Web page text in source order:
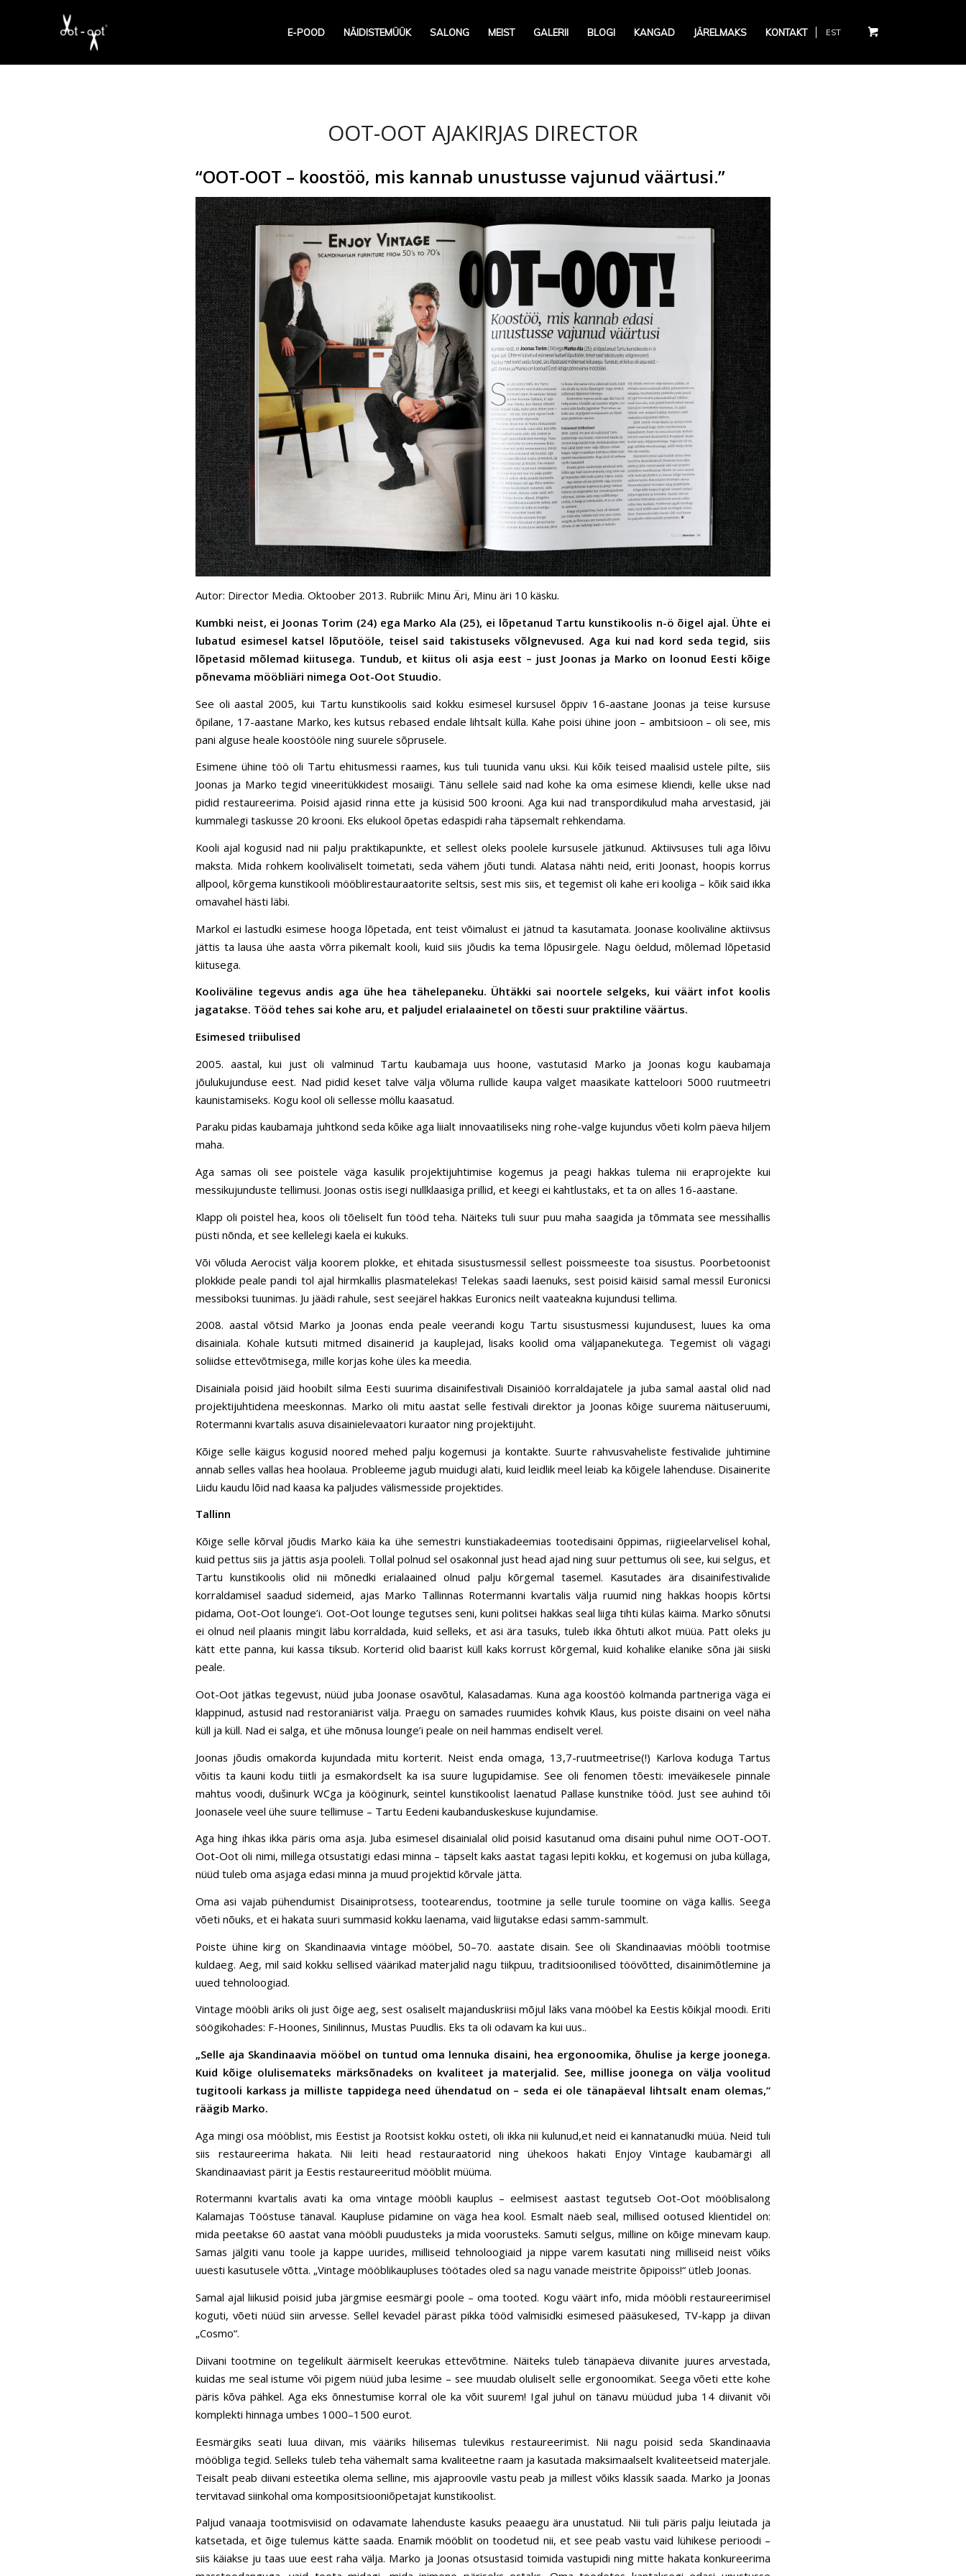
E-POOD NÄIDISTEMÜÜK SALONG MEIST GALERII BLOGI KANGAD JÄRELMAKS KONTAKT EST
OOT-OOT AJAKIRJAS DIRECTOR
“OOT-OOT – koostöö, mis kannab unustusse vajunud väärtusi.”
Autor: Director Media. Oktoober 2013. Rubriik: Minu Äri, Minu äri 10 käsku.
Kumbki neist, ei Joonas Torim (24) ega Marko Ala (25), ei lõpetanud Tartu kunstikoolis n-ö õigel ajal. Ühte ei
lubatud esimesel katsel lõputööle, teisel said takistuseks võlgnevused. Aga kui nad kord seda tegid, siis
lõpetasid mõlemad kiitusega. Tundub, et kiitus oli asja eest – just Joonas ja Marko on loonud Eesti kõige
põnevama mööbliäri nimega Oot-Oot Stuudio.
See oli aastal 2005, kui Tartu kunstikoolis said kokku esimesel kursusel õppiv 16-aastane Joonas ja teise kursuse
õpilane, 17-aastane Marko, kes kutsus rebased endale lihtsalt külla. Kahe poisi ühine joon – ambitsioon – oli see, mis
pani alguse heale koostööle ning suurele sõprusele.
Esimene ühine töö oli Tartu ehitusmessi raames, kus tuli tuunida vanu uksi. Kui kõik teised maalisid ustele pilte, siis
Joonas ja Marko tegid vineeritükkidest mosaiigi. Tänu sellele said nad kohe ka oma esimese kliendi, kelle ukse nad
pidid restaureerima. Poisid ajasid rinna ette ja küsisid 500 krooni. Aga kui nad transpordikulud maha arvestasid, jäi
kummalegi taskusse 20 krooni. Eks elukool õpetas edaspidi raha täpsemalt rehkendama.
Kooli ajal kogusid nad nii palju praktikapunkte, et sellest oleks poolele kursusele jätkunud. Aktiivsuses tuli aga lõivu
maksta. Mida rohkem kooliväliselt toimetati, seda vähem jõuti tundi. Alatasa nähti neid, eriti Joonast, hoopis korrus
allpool, kõrgema kunstikooli mööblirestauraatorite seltsis, sest mis siis, et tegemist oli kahe eri kooliga – kõik said ikka
omavahel hästi läbi.
Markol ei lastudki esimese hooga lõpetada, ent teist võimalust ei jätnud ta kasutamata. Joonase kooliväline aktiivsus
jättis ta lausa ühe aasta võrra pikemalt kooli, kuid siis jõudis ka tema lõpusirgele. Nagu öeldud, mõlemad lõpetasid
kiitusega.
Kooliväline tegevus andis aga ühe hea tähelepaneku. Ühtäkki sai noortele selgeks, kui väärt infot koolis
jagatakse. Tööd tehes sai kohe aru, et paljudel erialaainetel on tõesti suur praktiline väärtus.
Esimesed triibulised
2005. aastal, kui just oli valminud Tartu kaubamaja uus hoone, vastutasid Marko ja Joonas kogu kaubamaja
jõulukujunduse eest. Nad pidid keset talve välja võluma rullide kaupa valget maasikate katteloori 5000 ruutmeetri
kaunistamiseks. Kogu kool oli sellesse möllu kaasatud.
Paraku pidas kaubamaja juhtkond seda kõike aga liialt innovaatiliseks ning rohe-valge kujundus võeti kolm päeva hiljem
maha.
Aga samas oli see poistele väga kasulik projektijuhtimise kogemus ja peagi hakkas tulema nii eraprojekte kui
messikujunduste tellimusi. Joonas ostis isegi nullklaasiga prillid, et keegi ei kahtlustaks, et ta on alles 16-aastane.
Klapp oli poistel hea, koos oli tõeliselt fun tööd teha. Näiteks tuli suur puu maha saagida ja tõmmata see messihallis
püsti nõnda, et see kellelegi kaela ei kukuks.
Või võluda Aerocist välja koorem plokke, et ehitada sisustusmessil sellest poissmeeste toa sisustus. Poorbetoonist
plokkide peale pandi tol ajal hirmkallis plasmatelekas! Telekas saadi laenuks, sest poisid käisid samal messil Euronicsi
messiboksi tuunimas. Ju jäädi rahule, sest seejärel hakkas Euronics neilt vaateakna kujundusi tellima.
2008. aastal võtsid Marko ja Joonas enda peale veerandi kogu Tartu sisustusmessi kujundusest, luues ka oma
disainiala. Kohale kutsuti mitmed disainerid ja kauplejad, lisaks koolid oma väljapanekutega. Tegemist oli vägagi
soliidse ettevõtmisega, mille korjas kohe üles ka meedia.
Disainiala poisid jäid hoobilt silma Eesti suurima disainifestivali Disainiöö korraldajatele ja juba samal aastal olid nad
projektijuhtidena meeskonnas. Marko oli mitu aastat selle festivali direktor ja Joonas kõige suurema näituseruumi,
Rotermanni kvartalis asuva disainielevaatori kuraator ning projektijuht.
Kõige selle käigus kogusid noored mehed palju kogemusi ja kontakte. Suurte rahvusvaheliste festivalide juhtimine
annab selles vallas hea hoolaua. Probleeme jagub muidugi alati, kuid leidlik meel leiab ka kõigele lahenduse. Disainerite
Liidu kaudu lõid nad kaasa ka paljudes välismesside projektides.
Tallinn
Kõige selle kõrval jõudis Marko käia ka ühe semestri kunstiakadeemias tootedisaini õppimas, riigieelarvelisel kohal,
kuid pettus siis ja jättis asja pooleli. Tollal polnud sel osakonnal just head ajad ning suur pettumus oli see, kui selgus, et
Tartu kunstikoolis olid nii mõnedki erialaained olnud palju kõrgemal tasemel. Kasutades ära disainifestivalide
korraldamisel saadud sidemeid, ajas Marko Tallinnas Rotermanni kvartalis välja ruumid ning hakkas hoopis kõrtsi
pidama, Oot-Oot lounge’i. Oot-Oot lounge tegutses seni, kuni politsei hakkas seal liiga tihti külas käima. Marko sõnutsi
ei olnud neil plaanis mingit läbu korraldada, kuid selleks, et asi ära tasuks, tuleb ikka õhtuti alkot müüa. Patt oleks ju
kätt ette panna, kui kassa tiksub. Korterid olid baarist küll kaks korrust kõrgemal, kuid kohalike elanike sõna jäi siiski
peale.
Oot-Oot jätkas tegevust, nüüd juba Joonase osavõtul, Kalasadamas. Kuna aga koostöö kolmanda partneriga väga ei
klappinud, astusid nad restoraniärist välja. Praegu on samades ruumides kohvik Klaus, kus poiste disaini on veel näha
küll ja küll. Nad ei salga, et ühe mõnusa lounge’i peale on neil hammas endiselt verel.
Joonas jõudis omakorda kujundada mitu korterit. Neist enda omaga, 13,7-ruutmeetrise(!) Karlova koduga Tartus
võitis ta kauni kodu tiitli ja esmakordselt ka isa suure lugupidamise. See oli fenomen tõesti: imeväikesele pinnale
mahtus voodi, dušinurk WCga ja kööginurk, seintel kunstikoolist laenatud Pallase kunstnike tööd. Just see auhind tõi
Joonasele veel ühe suure tellimuse – Tartu Eedeni kaubanduskeskuse kujundamise.
Aga hing ihkas ikka päris oma asja. Juba esimesel disainialal olid poisid kasutanud oma disaini puhul nime OOT-OOT.
Oot-Oot oli nimi, millega otsustatigi edasi minna – täpselt kaks aastat tagasi lepiti kokku, et kogemusi on juba küllaga,
nüüd tuleb oma asjaga edasi minna ja muud projektid kõrvale jätta.
Oma asi vajab pühendumist Disainiprotsess, tootearendus, tootmine ja selle turule toomine on väga kallis. Seega
võeti nõuks, et ei hakata suuri summasid kokku laenama, vaid liigutakse edasi samm-sammult.
Poiste ühine kirg on Skandinaavia vintage mööbel, 50–70. aastate disain. See oli Skandinaavias mööbli tootmise
kuldaeg. Aeg, mil said kokku sellised väärikad materjalid nagu tiikpuu, traditsioonilised töövõtted, disainimõtlemine ja
uued tehnoloogiad.
Vintage mööbli äriks oli just õige aeg, sest osaliselt majanduskriisi mõjul läks vana mööbel ka Eestis kõikjal moodi. Eriti
söögikohades: F-Hoones, Sinilinnus, Mustas Puudlis. Eks ta oli odavam ka kui uus..
„Selle aja Skandinaavia mööbel on tuntud oma lennuka disaini, hea ergonoomika, õhulise ja kerge joonega.
Kuid kõige olulisemateks märksõnadeks on kvaliteet ja materjalid. See, millise joonega on välja voolitud
tugitooli karkass ja milliste tappidega need ühendatud on – seda ei ole tänapäeval lihtsalt enam olemas,“
räägib Marko.
Aga mingi osa mööblist, mis Eestist ja Rootsist kokku osteti, oli ikka nii kulunud,et neid ei kannatanudki müüa. Neid tuli
siis restaureerima hakata. Nii leiti head restauraatorid ning ühekoos hakati Enjoy Vintage kaubamärgi all
Skandinaaviast pärit ja Eestis restaureeritud mööblit müüma.
Rotermanni kvartalis avati ka oma vintage mööbli kauplus – eelmisest aastast tegutseb Oot-Oot mööblisalong
Kalamajas Tööstuse tänaval. Kaupluse pidamine on väga hea kool. Esmalt näeb seal, millised ootused klientidel on:
mida peetakse 60 aastat vana mööbli puudusteks ja mida voorusteks. Samuti selgus, milline on kõige minevam kaup.
Samas jälgiti vanu toole ja kappe uurides, milliseid tehnoloogiaid ja nippe varem kasutati ning milliseid neist võiks
uuesti kasutusele võtta. „Vintage mööblikaupluses töötades oled sa nagu vanade meistrite õpipoiss!“ ütleb Joonas.
Samal ajal liikusid poisid juba järgmise eesmärgi poole – oma tooted. Kogu väärt info, mida mööbli restaureerimisel
koguti, võeti nüüd siin arvesse. Sellel kevadel pärast pikka tööd valmisidki esimesed pääsukesed, TV-kapp ja diivan
„Cosmo“.
Diivani tootmine on tegelikult äärmiselt keerukas ettevõtmine. Näiteks tuleb tänapäeva diivanite juures arvestada,
kuidas me seal istume või pigem nüüd juba lesime – see muudab oluliselt selle ergonoomikat. Seega võeti ette kohe
päris kõva pähkel. Aga eks õnnestumise korral ole ka võit suurem! Igal juhul on tänavu müüdud juba 14 diivanit või
komplekti hinnaga umbes 1000–1500 eurot.
Eesmärgiks seati luua diivan, mis vääriks hilisemas tulevikus restaureerimist. Nii nagu poisid seda Skandinaavia
mööbliga tegid. Selleks tuleb teha vähemalt sama kvaliteetne raam ja kasutada maksimaalselt kvaliteetseid materjale.
Teisalt peab diivani esteetika olema selline, mis ajaproovile vastu peab ja millest võiks klassik saada. Marko ja Joonas
tervitavad siinkohal oma kompositsiooniõpetajat kunstikoolist.
Paljud vanaaja tootmisviisid on odavamate lahenduste kasuks peaaegu ära unustatud. Nii tuli päris palju leiutada ja
katsetada, et õige tulemus kätte saada. Enamik mööblit on toodetud nii, et see peab vastu vaid lühikese perioodi –
siis käiakse ju taas uue eest raha välja. Marko ja Joonas otsustasid toimida vastupidi ning mitte hakata konkureerima